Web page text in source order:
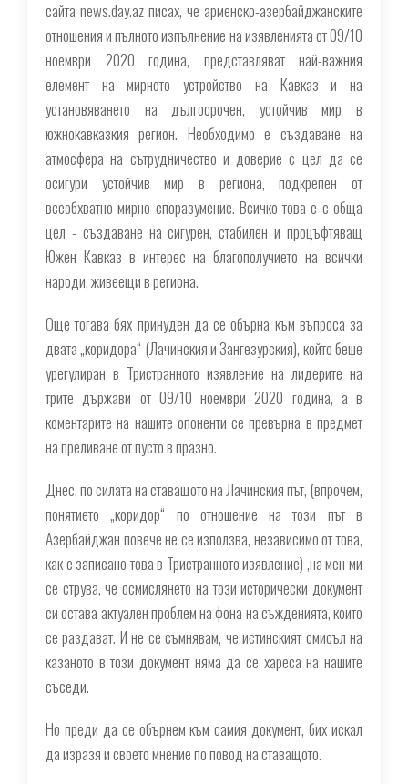
сайта news.day.az писах, че арменско-азербайджанските
отношения и пълното изпълнение на изявленията от 09/10
ноември 2020 година, представляват най-важния
елемент на мирното устройство на Кавказ и на
установяването на дългосрочен, устойчив мир в
южнокавказкия регион. Необходимо е създаване на
атмосфера на сътрудничество и доверие с цел да се
осигури устойчив мир в региона, подкрепен от
всеобхватно мирно споразумение. Всичко това е с обща
цел - създаване на сигурен, стабилен и процъфтяващ
Южен Кавказ в интерес на благополучието на всички
народи, живеещи в региона.
Още тогава бях принуден да се обърна към въпроса за
двата „коридора“ (Лачинския и Зангезурския), който беше
урегулиран в Тристранното изявление на лидерите на
трите държави от 09/10 ноември 2020 година, а в
коментарите на нашите опоненти се превърна в предмет
на преливане от пусто в празно.
Днес, по силата на ставащото на Лачинския път, (впрочем,
понятието „коридор“ по отношение на този път в
Азербайджан повече не се използва, независимо от това,
как е записано това в Тристранното изявление) ,на мен ми
се струва, че осмислянето на този исторически документ
си остава актуален проблем на фона на съжденията, които
се раздават. И не се съмнявам, че истинският смисъл на
казаното в този документ няма да се хареса на нашите
съседи.
Но преди да се обърнем към самия документ, бих искал
да изразя и своето мнение по повод на ставащото.